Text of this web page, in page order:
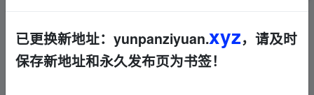
已更换新地址：yunpanziyuan.xyz，请及时
保存新地址和永久发布页为书签！